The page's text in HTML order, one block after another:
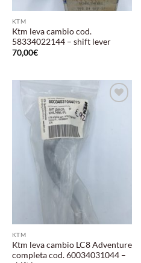
KTM
Ktm leva cambio cod.
58334022144 – shift lever
70,00€
KTM
Ktm leva cambio LC8 Adventure
completa cod. 60034031044 –